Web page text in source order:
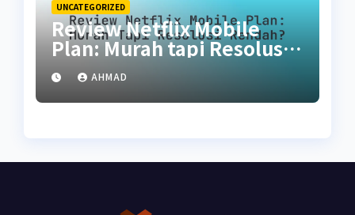
UNCATEGORIZED
Review Netflix Mobile
Plan: Murah tapi Resolusi
Rendah?
AHMAD